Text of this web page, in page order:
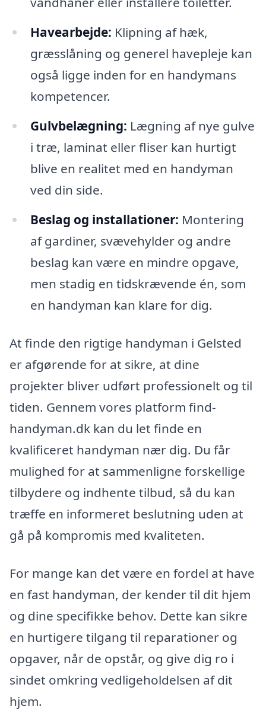
Havearbejde: Klipning af hæk,
græsslåning og generel havepleje kan
også ligge inden for en handymans
kompetencer.
Gulvbelægning: Lægning af nye gulve
i træ, laminat eller fliser kan hurtigt
blive en realitet med en handyman
ved din side.
Beslag og installationer: Montering
af gardiner, svævehylder og andre
beslag kan være en mindre opgave,
men stadig en tidskrævende én, som
en handyman kan klare for dig.
At finde den rigtige handyman i Gelsted
er afgørende for at sikre, at dine
projekter bliver udført professionelt og til
tiden. Gennem vores platform find-
handyman.dk kan du let finde en
kvalificeret handyman nær dig. Du får
mulighed for at sammenligne forskellige
tilbydere og indhente tilbud, så du kan
træffe en informeret beslutning uden at
gå på kompromis med kvaliteten.
For mange kan det være en fordel at have
en fast handyman, der kender til dit hjem
og dine specifikke behov. Dette kan sikre
en hurtigere tilgang til reparationer og
opgaver, når de opstår, og give dig ro i
sindet omkring vedligeholdelsen af dit
hjem.